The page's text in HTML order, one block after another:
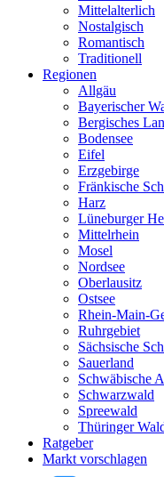
Mittelalterlich
Nostalgisch
Romantisch
Traditionell
Regionen
Allgäu
Bayerischer
Bergisches
Bodensee
Eifel
Erzgebirge
Fränkische
Harz
Lüneburger
Mittelrhein
Mosel
Nordsee
Oberlausitz
Ostsee
Rhein-Main-
Ruhrgebiet
Sächsische
Sauerland
Schwäbische
Schwarzwald
Spreewald
Thüringer
Ratgeber
Markt vorschlagen